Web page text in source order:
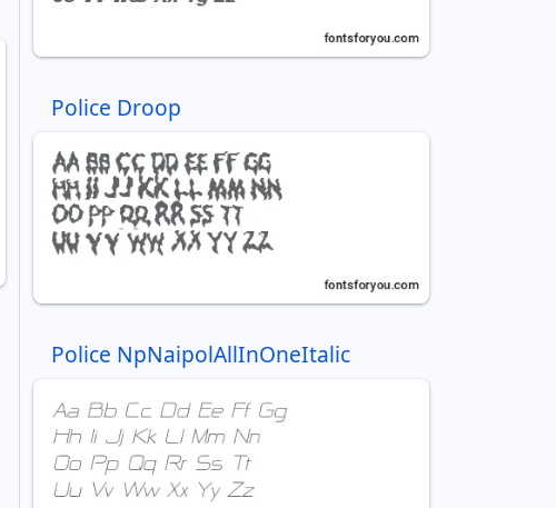
Police Droop
Police NpNaipolAllInOneItalic